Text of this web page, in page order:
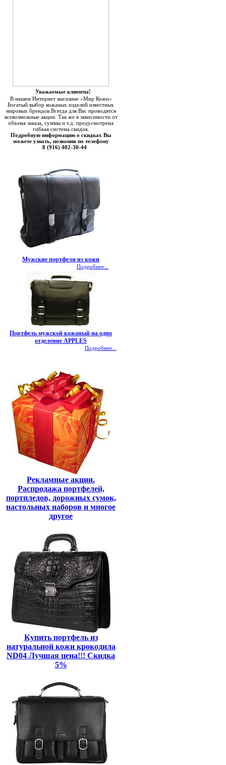
Уважаемые клиенты!
В нашем Интернет магазине «Мир Кожи»
Богатый выбор кожаных изделий известных
мировых брендов.Всегда для Вас проводятся
всевозможные акции. Так же в зависимости от
объема заказа, суммы и т.д. предусмотрена
гибкая система скидок.
Подробную информацию о скидках Вы
можете узнать, позвонив по телефону
8 (916) 402-30-44
Мужские портфели из кожи
Подробнее...
Портфель мужской кожаный на одно
отделение APPLES
Подробнее...
Рекламные акции.
Распродажа портфелей,
портпледов, дорожных сумок,
настольных наборов и многое
другое
Купить портфель из
натуральной кожи крокодила
ND04 Лучшая цена!!! Скидка
5%